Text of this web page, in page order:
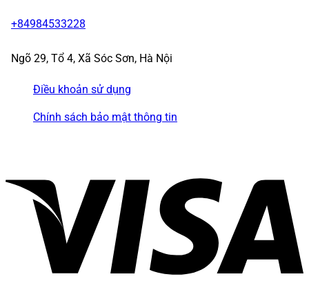
+84984533228
Ngõ 29, Tổ 4, Xã Sóc Sơn, Hà Nội
Điều khoản sử dụng
Chính sách bảo mật thông tin